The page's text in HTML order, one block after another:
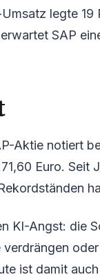
legte 19
SAP
Aktie notiert
Euro. Seit
KI-Angst: die
ist damit